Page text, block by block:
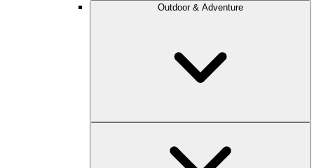
Outdoor & Adventure